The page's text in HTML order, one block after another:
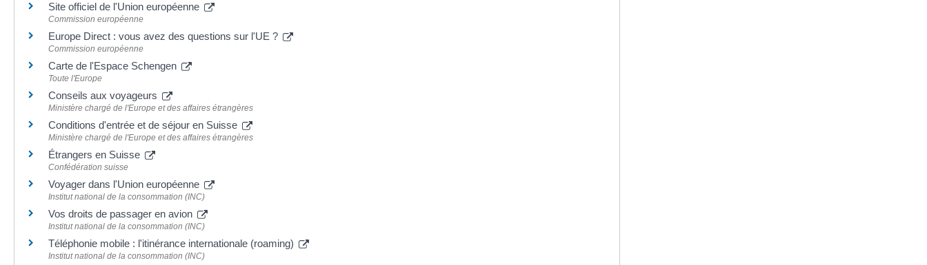
Site officiel de l'Union européenne
Commission européenne
Europe Direct : vous avez des questions sur l'UE ?
Commission européenne
Carte de l'Espace Schengen
Toute l'Europe
Conseils aux voyageurs
Ministère chargé de l'Europe et des affaires étrangères
Conditions d'entrée et de séjour en Suisse
Ministère chargé de l'Europe et des affaires étrangères
Étrangers en Suisse
Confédération suisse
Voyager dans l'Union européenne
Institut national de la consommation (INC)
Vos droits de passager en avion
Institut national de la consommation (INC)
Téléphonie mobile : l'itinérance internationale (roaming)
Institut national de la consommation (INC)